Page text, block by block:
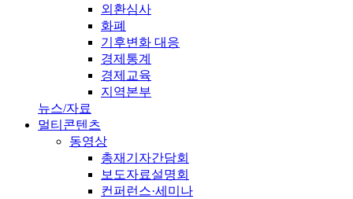
외환심사
화폐
기후변화 대응
경제통계
경제교육
지역본부
뉴스/자료
멀티콘텐츠
동영상
총재기자간담회
보도자료설명회
컨퍼런스·세미나